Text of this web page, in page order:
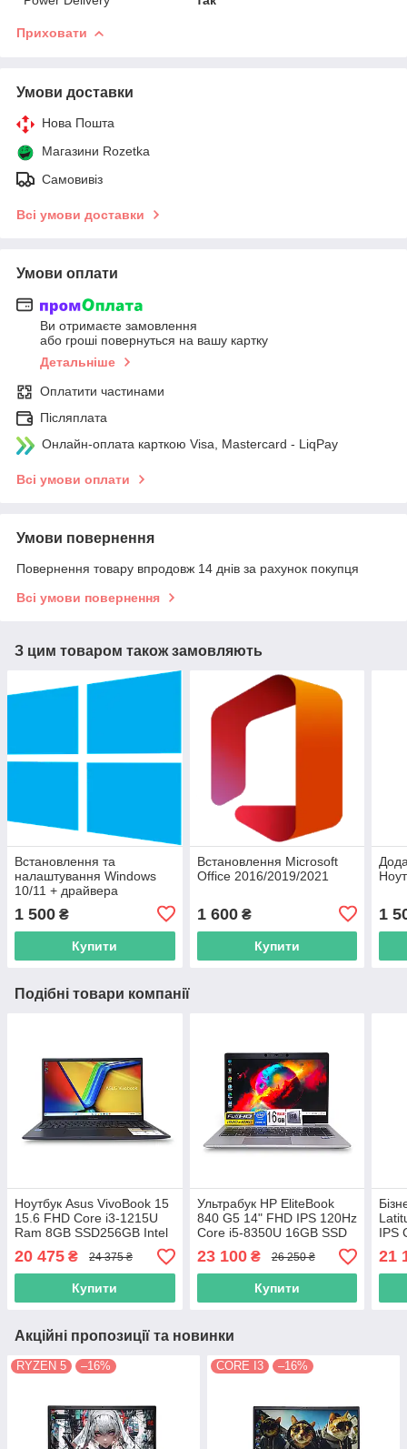
Приховати
Умови доставки
Нова Пошта
Магазини Rozetka
Самовивіз
Всі умови доставки
Умови оплати
Ви отримаєте замовлення
або гроші повернуться на вашу картку
Детальніше
Оплатити частинами
Післяплата
Онлайн-оплата карткою Visa, Mastercard - LiqPay
Всі умови оплати
Умови повернення
Повернення товару впродовж 14 днів за рахунок покупця
Всі умови повернення
З цим товаром також замовляють
Встановлення та
налаштування Windows
10/11 + драйвера
1 500 ₴
Купити
Встановлення Microsoft
Office 2016/2019/2021
1 600₴
Купити
1
Подібні товари компанії
Ноутбук Asus VivoBook 15
15.6 FHD Core i3-1215U
Ram 8GB SSD256GB Intel
UHD Graphics F1504ZA-
SB34
20 475 ₴ 24 375 ₴
Купити
Ультрабук HP EliteBook
840 G5 14" FHD IPS 120Hz
Core i5-8350U 16GB SSD
512GB Intel UHD Graphics
620
23 100₴ 26 250 ₴
Купити
IPS
21
Акційні пропозиції та новинки
RYZEN 5 –16% CORE I3 –16%